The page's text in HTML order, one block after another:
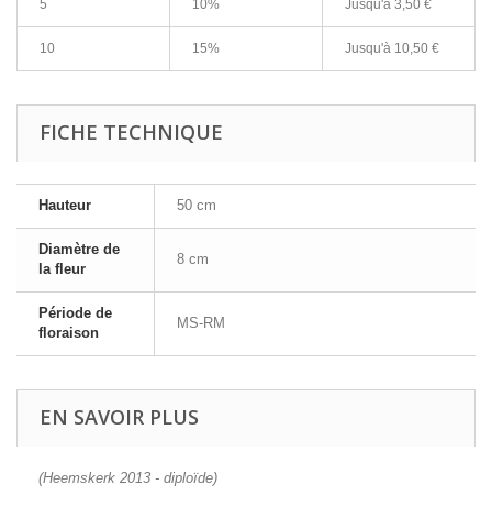
5 10% Jusqu'à 3,50 €
10 15% Jusqu'à 10,50 €
FICHE TECHNIQUE
Hauteur 50 cm
Diamètre de
la fleur
8 cm
Période de
floraison
MS-RM
EN SAVOIR PLUS
(Heemskerk 2013 - diploïde)